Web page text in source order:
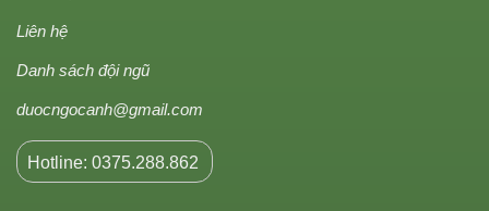
Liên hệ
Danh sách đội ngũ
duocngocanh@gmail.com
Hotline: 0375.288.862